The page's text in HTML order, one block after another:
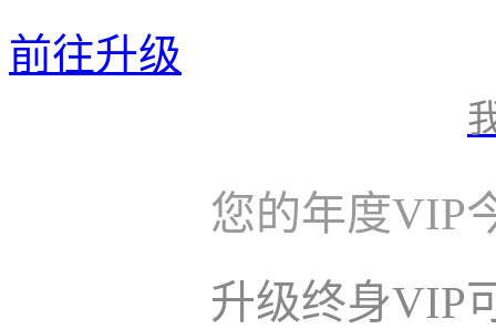
前往升级
您的年度VIP
升级终身VIP